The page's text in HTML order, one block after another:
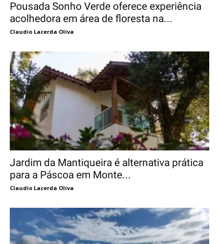
Pousada Sonho Verde oferece experiência
acolhedora em área de floresta na...
Claudio Lacerda Oliva
Jardim da Mantiqueira é alternativa prática
para a Páscoa em Monte...
Claudio Lacerda Oliva